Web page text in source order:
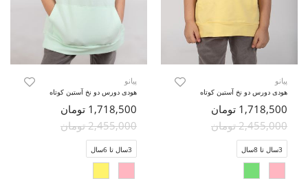
پیانو
هودی دورس دو نخ آستین کوتاه
1,718,500 تومان
2,455,000 تومان
3سال تا 8سال
پیانو
هودی دورس دو نخ آستین کوتاه
1,718,500 تومان
2,455,000 تومان
3سال تا 6سال